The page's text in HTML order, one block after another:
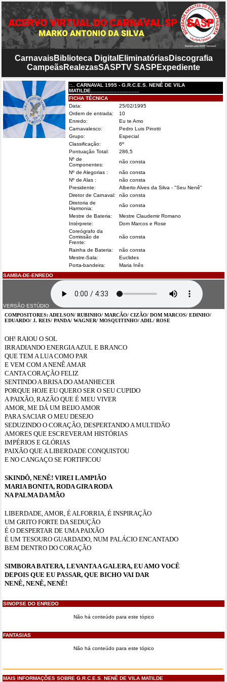
CarnavaisBiblioteca Digital EliminatóriasDiscografia
CampeãsRealezasSASPTV SASP Expediente
::.. CARNAVAL 1995 - G.R.C.E.S. NENÊ DE VILA
MATILDE................................
FICHA TÉCNICA
Data:
25/02/1995
Ordem de entrada:
10
Enredo:
Eu te Amo
Carnavalesco:
Pedro Luis Pinotti
Grupo:
Especial
Classificação:
6º
Pontuação Total:
286,5
Nº de
Componentes:
não consta
Nº de Alegorias :
não consta
Nº de Alas :
não consta
Presidente:
Alberto Alves da Silva - "Seu Nenê"
Diretor de Carnaval:
não consta
Diretoria de
Harmonia:
não consta
Mestre de Bateria:
Mestre Claudemir Romano
Intérprete:
Dom Marcos e Rose
Coreógrafo da
Comissão de
Frente:
não consta
Rainha de Bateria:
não consta
Mestre-Sala:
Euclides
Porta-bandeira:
Maria Inês
SAMBA-DE-ENREDO
VERSÃO ESTÚDIO
COMPOSITORES: ADELSON/ RUBINHO/ MARCÃO/ CIZÃO/ DOM MARCOS/ EDINHO/
EDUARDO/ J. REIS/ PANDA/ WAGNER/ MOSQUITINHO/ ADIL/ ROSE
OH! RAIOU O SOL
IRRADIANDO ENERGIA AZUL E BRANCO
QUE TEM A LUA COMO PAR
E VEM COM A NENÊ AMAR
CANTA CORAÇÃO FELIZ
SENTINDO A BRISA DO AMANHECER
PORQUE HOJE EU QUERO SER O SEU CUPIDO
A PAIXÃO, RAZÃO QUE É MEU VIVER
AMOR, ME DÁ UM BEIJO AMOR
PARA SACIAR O MEU DESEJO
SEDUZINDO O CORAÇÃO, DESPERTANDO A MULTIDÃO
AMORES QUE ESCREVERAM HISTÓRIAS
IMPÉRIOS E GLÓRIAS
PAIXÃO QUE A LIBERDADE CONQUISTOU
E NO CANGAÇO SE FORTIFICOU
SKINDÔ, NENÊ! VIREI LAMPIÃO
MARIA BONITA, RODA GIRA RODA
NA PALMA DA MÃO
LIBERDADE, AMOR, É ALFORRIA, É INSPIRAÇÃO
UM GRITO FORTE DA SEDUÇÃO
É O DESPERTAR DE UMA PAIXÃO
É UM TESOURO GUARDADO, NUM PALÁCIO ENCANTADO
BEM DENTRO DO CORAÇÃO
SIMBORA BATERA, LEVANTA A GALERA, EU AMO VOCÊ
DEPOIS QUE EU PASSAR, QUE BICHO VAI DAR
NENÊ, NENÊ, NENÊ!
SINOPSE DO ENREDO
Não há conteúdo para este tópico
FANTASIAS
Não há conteúdo para este tópico
MAIS INFORMAÇÕES SOBRE G.R.C.E.S. NENÊ DE VILA MATILDE